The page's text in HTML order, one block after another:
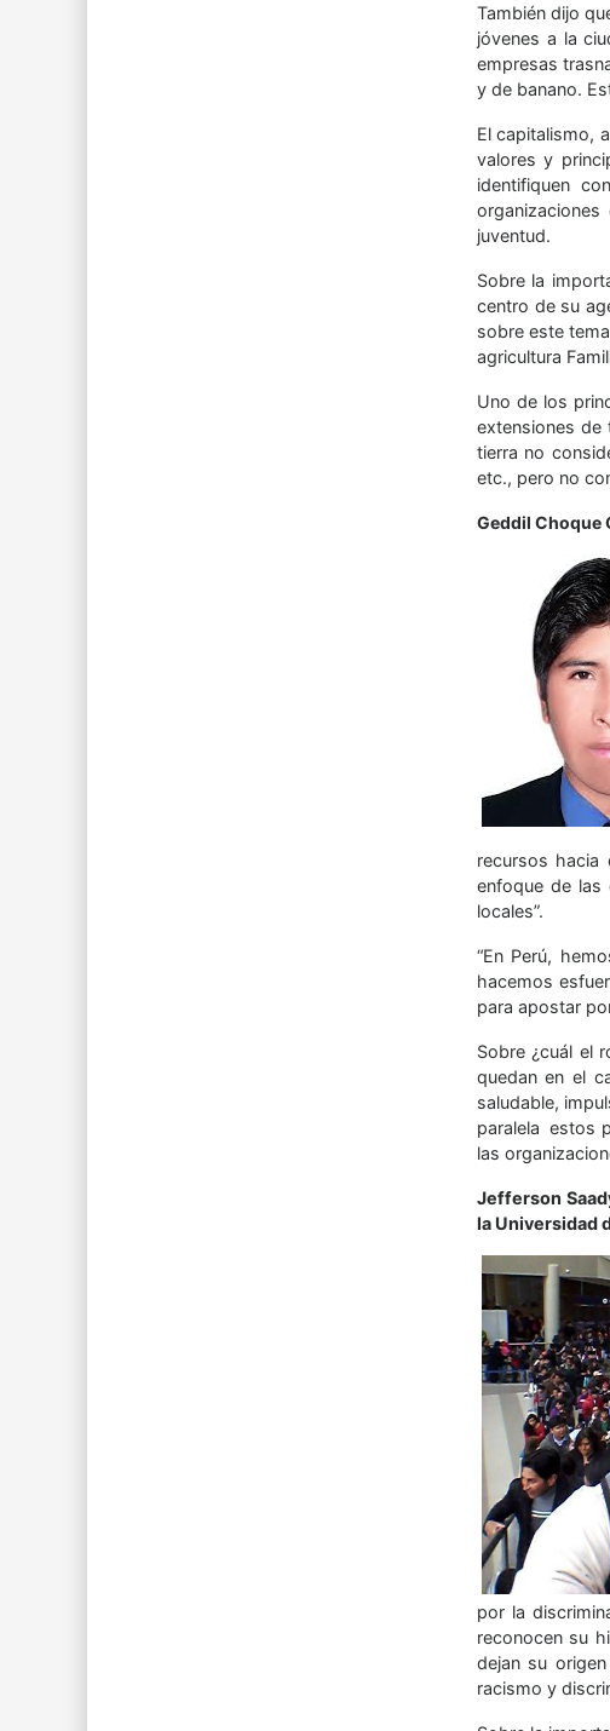
También dijo
jóvenes a la
empresas
y de banano.
El capitalismo,
valores y
identifiquen
juventud.
Sobre la
centro de su
sobre este
agricultura
Uno de los
extensiones de
tierra no
etc., pero no
Geddil Choque
recursos hacia
enfoque de las
locales”.
“En Perú,
hacemos
para apostar
Sobre ¿cuál el
quedan en el
saludable,
paralela estos
las
Jefferson
la Universidad
por la
reconocen su
dejan su
racismo y